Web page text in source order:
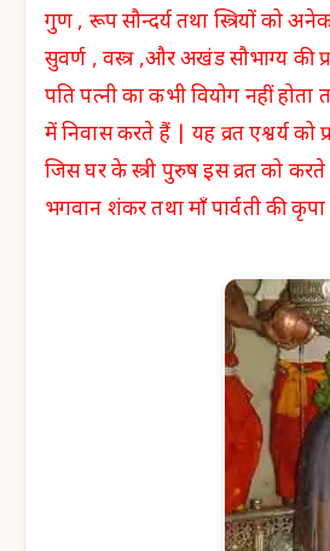
गुण , रूप सौन्दर्य तथा स्त्रियों को
सुवर्ण , वस्त्र ,और अखंड सौभाग्य की
पति पत्नी का कभी वियोग नहीं
में निवास करते हैं | यह व्रत एश्वर्य को
जिस घर के स्त्री पुरुष इस व्रत को
भगवान शंकर तथा माँ पार्वती की कृपा